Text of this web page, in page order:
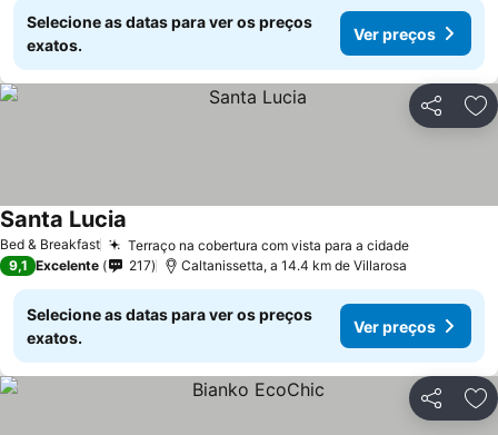
Selecione as datas para ver os preços
exatos.
Ver preços
Partilhar
Bed & Breakfast Terraço na cobertura com vista para a cidade
Santa Lucia
9,1 Excelente 217 Caltanissetta, a 14.4 km de Villarosa
Selecione as datas para ver os preços
exatos.
Ver preços
Partilhar